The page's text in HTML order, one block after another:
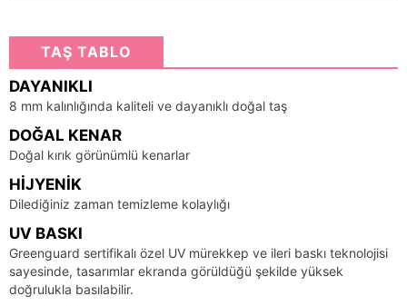
TAŞ TABLO
DAYANIKLI
8 mm kalınlığında kaliteli ve dayanıklı doğal taş
DOĞAL KENAR
Doğal kırık görünümlü kenarlar
HIJYENIK
Dilediğiniz zaman temizleme kolaylığı
UV BASKI
Greenguard sertifikalı özel UV mürekkep ve ileri baskı teknolojisi
sayesinde, tasarımlar ekranda görüldüğü şekilde yüksek
doğrulukla basılabilir.